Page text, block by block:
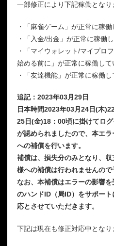
一部修正により下記稼働となり
・「麻雀ゲーム」が正常に稼働
・「入金/出金」が正常に稼働し
・「マイウォレット/マイプロ
始める前に」が正常に稼働して
・「友達機能」が正常に稼働し
追記：2023年03月29日
日本時間2023年03月24日(木
25日(金)18：00頃に掛けてロ
が認められましたので、本エ
への補償を行います。
補償は、損失分のみとなり、
様への補償は行われませんので
なお、本補償はエラーの影響
のハンドID（局ID）をサポー
応とさせていただきます。
下記は現在も修正対応中となり